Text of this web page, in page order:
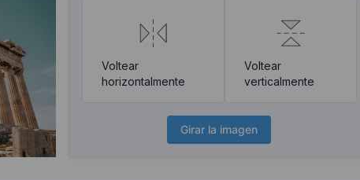
Voltear
horizontalmente
Voltear
verticalmente
Girar la imagen